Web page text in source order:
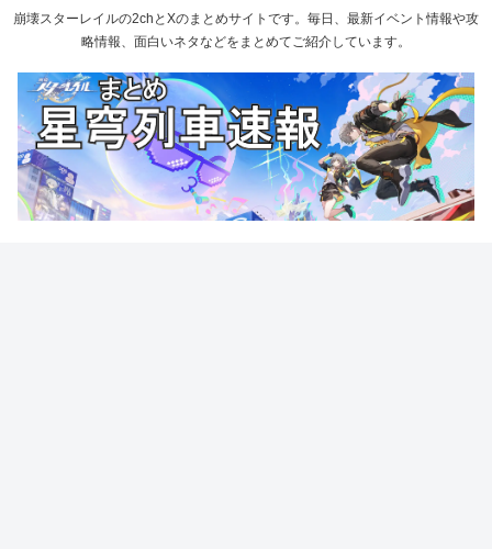
崩壊スターレイルの2chとXのまとめサイトです。毎日、最新イベント情報や攻
略情報、面白いネタなどをまとめてご紹介しています。